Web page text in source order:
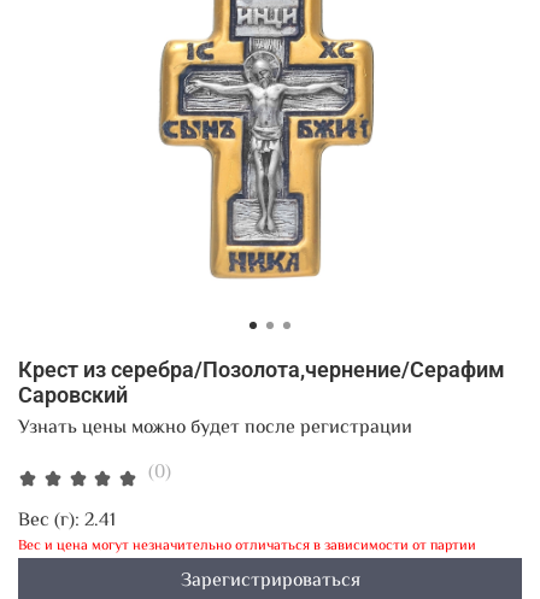
(0)
Крест из серебра/Позолота,чернение/Серафим
Саровский
Узнать цены можно будет после регистрации
Вес (г): 2.41
Вес и цена могут незначительно отличаться в зависимости от партии
Зарегистрироваться